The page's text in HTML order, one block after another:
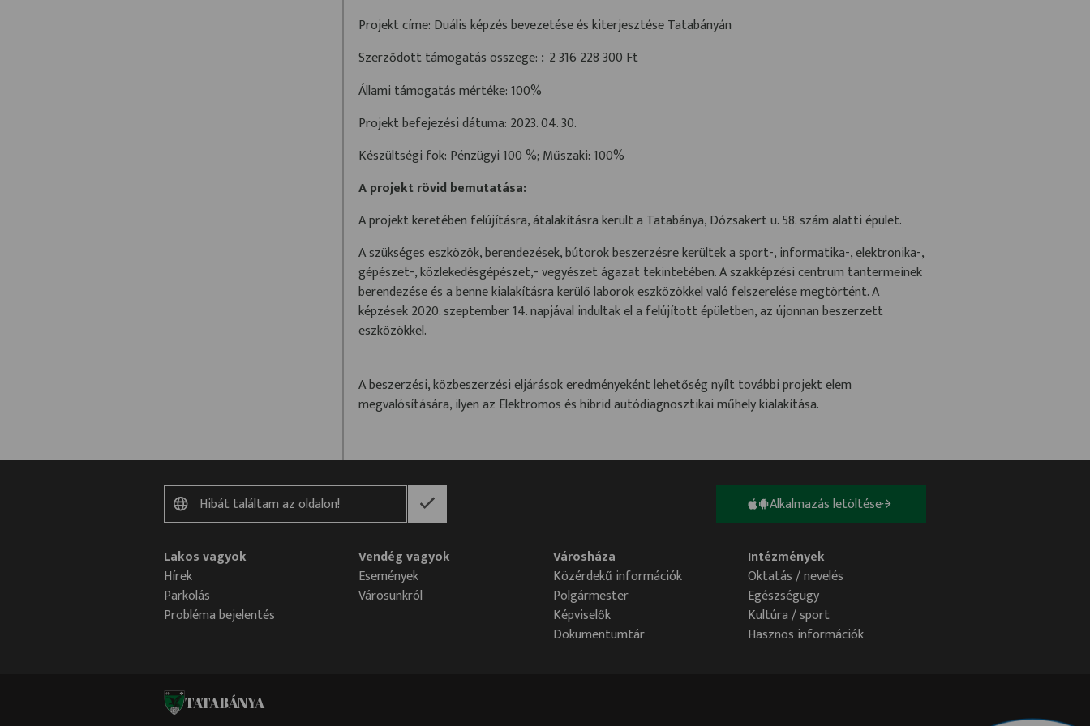
Projekt címe: Duális képzés bevezetése és kiterjesztése Tatabányán
Szerződött támogatás összege: : 2 316 228 300 Ft
Állami támogatás mértéke: 100%
Projekt befejezési dátuma: 2023. 04. 30.
Készültségi fok: Pénzügyi 100 %; Műszaki: 100%
A projekt rövid bemutatása:
A projekt keretében felújításra, átalakításra került a Tatabánya, Dózsakert u. 58. szám alatti épület.
A szükséges eszközök, berendezések, bútorok beszerzésre kerültek a sport-, informatika-, elektronika-,
gépészet-, közlekedésgépészet,- vegyészet ágazat tekintetében. A szakképzési centrum tantermeinek
berendezése és a benne kialakításra kerülő laborok eszközökkel való felszerelése megtörtént. A
képzések 2020. szeptember 14. napjával indultak el a felújított épületben, az újonnan beszerzett
eszközökkel.
A beszerzési, közbeszerzési eljárások eredményeként lehetőség nyílt további projekt elem
megvalósítására, ilyen az Elektromos és hibrid autódiagnosztikai műhely kialakítása.
Alkalmazás letöltése
Lakos vagyok
Hírek
Parkolás
Probléma bejelentés
Vendég vagyok
Események
Városunkról
Városháza
Közérdekű információk
Polgármester
Képviselők
Dokumentumtár
Intézmények
Oktatás / nevelés
Egészségügy
Kultúra / sport
Hasznos információk
TATABÁNYA